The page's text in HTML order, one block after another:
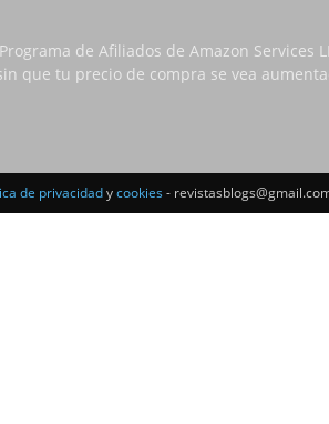
de Afiliados de Amazon
que tu precio de compra se vea
de privacidadycookies -